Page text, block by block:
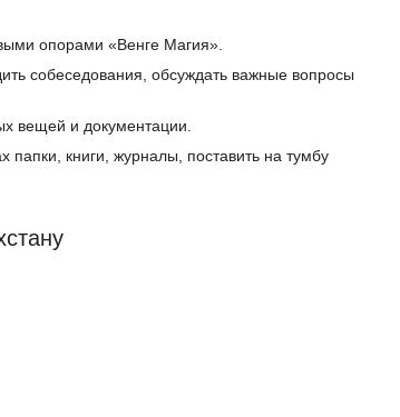
опорами «Венге Магия».
собеседования, обсуждать важные вопросы
вещей и документации.
книги, журналы, поставить на тумбу